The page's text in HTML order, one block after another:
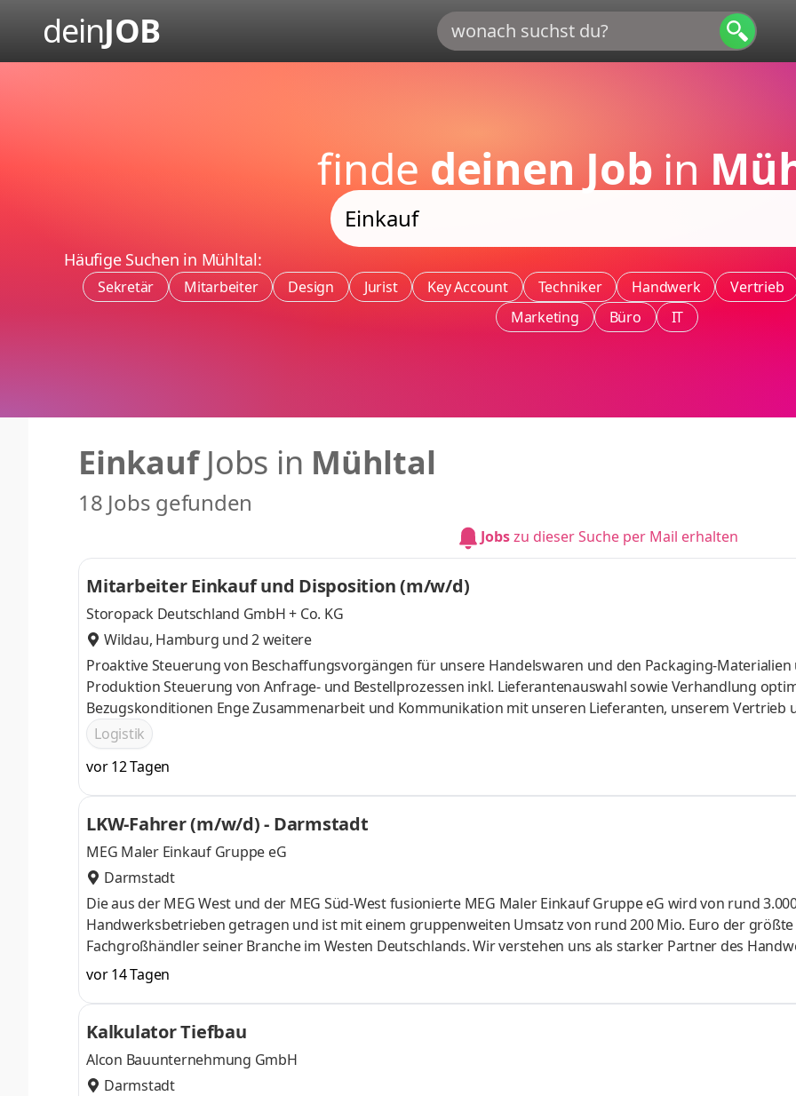
deinJOB
finde deinen Job in
Häufige Suchen in Mühltal:
Sekretär Mitarbeiter Design Jurist Key Account Techniker Handwerk Vertrieb
Marketing
Büro IT
EinkaufJobs in Mühltal
18 Jobs gefunden
Jobszu dieser Suche per Mail erhalten
Mitarbeiter Einkauf und Disposition (m/w/d)
Storopack Deutschland GmbH + Co. KG
Wildau, Hamburg und 2 weitere
Proaktive Steuerung von Beschaffungsvorgängen für unsere Handelswaren und den Packaging-Materialien
Produktion Steuerung von Anfrage- und Bestellprozessen inkl. Lieferantenauswahl sowie Verhandlung
Bezugskonditionen Enge Zusammenarbeit und Kommunikation mit unseren Lieferanten, unserem Vertrieb
unseren Produktionswerken Gewährleistung einer einheitlichen Material- und Lieferantendatenstruktur
Optimierung der Einkaufs- und Beschaffungsprozesse sowie Bearbeitung von Reklamationen, Erfolgreich
abgeschlossene kaufmännische Berufsausbildung oder ähnliche Qualifikation
Logistik
vor 12 Tagen
LKW-Fahrer (m/w/d) - Darmstadt
MEG Maler Einkauf Gruppe eG
Darmstadt
Die aus der MEG West und der MEG Süd-West fusionierte MEG Maler Einkauf Gruppe eG wird von rund
Handwerksbetrieben getragen und ist mit einem gruppenweiten Umsatz von rund 200 Mio. Euro der größte
Fachgroßhändler seiner Branche im Westen Deutschlands. Wir verstehen uns als starker Partner des
der Industrie und beweisen das täglich in 65 Standorten in fünf Bundesländern. Wir freuen uns darauf unsere
Erfolgsgeschichte mit Ihnen weiterschreiben zu können. Wir suchen zur Verstärkung unseres Teams in
sofort einen LKW-Fahrer (m/w/d) - Darmstadt Aufgaben Belieferung unserer regionalen Kunden mit
dem Maler- und Lackiererbereich sowie Trockenbau- und Put
vor 14 Tagen
Kalkulator Tiefbau
Alcon Bauunternehmung GmbH
Darmstadt